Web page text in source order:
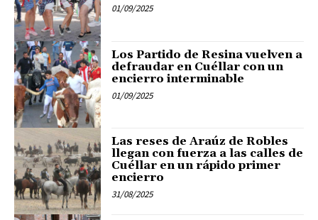
01/09/2025
Los Partido de Resina vuelven a
defraudar en Cuéllar con un
encierro interminable
01/09/2025
Las reses de Araúz de Robles
llegan con fuerza a las calles de
Cuéllar en un rápido primer
encierro
31/08/2025